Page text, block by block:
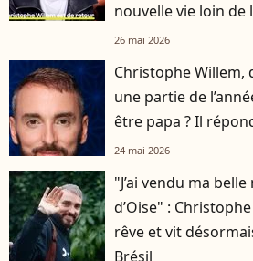
nouvelle vie loin de
26 mai 2026
Christophe Willem,
une partie de
être papa ? Il
24 mai 2026
"J’ai vendu ma
d’Oise" :
rêve et vit
Brésil